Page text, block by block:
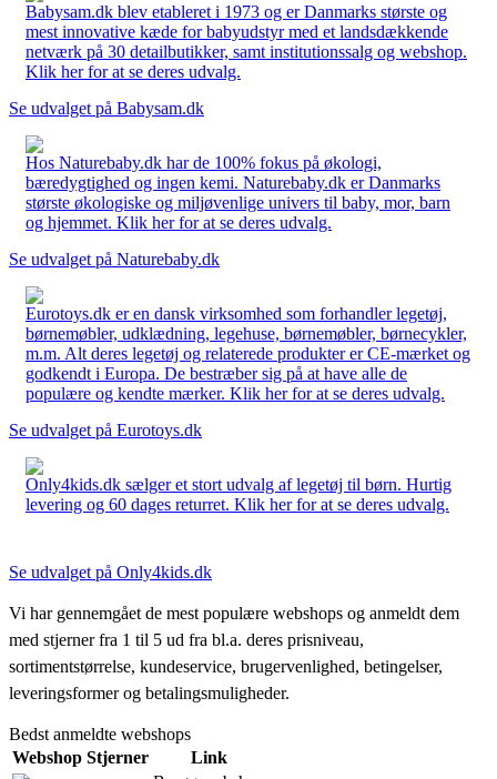
Babysam.dk blev etableret i 1973 og er Danmarks største og
mest innovative kæde for babyudstyr med et landsdækkende
netværk på 30 detailbutikker, samt institutionssalg og webshop.
Klik her for at se deres udvalg.
Se udvalget på Babysam.dk
Hos Naturebaby.dk har de 100% fokus på økologi,
bæredygtighed og ingen kemi. Naturebaby.dk er Danmarks
største økologiske og miljøvenlige univers til baby, mor, barn
og hjemmet. Klik her for at se deres udvalg.
Se udvalget på Naturebaby.dk
Eurotoys.dk er en dansk virksomhed som forhandler legetøj,
børnemøbler, udklædning, legehuse, børnemøbler, børnecykler,
m.m. Alt deres legetøj og relaterede produkter er CE-mærket og
godkendt i Europa. De bestræber sig på at have alle de
populære og kendte mærker. Klik her for at se deres udvalg.
Se udvalget på Eurotoys.dk
Only4kids.dk sælger et stort udvalg af legetøj til børn. Hurtig
levering og 60 dages returret. Klik her for at se deres udvalg.
Se udvalget på Only4kids.dk
Vi har gennemgået de mest populære webshops og anmeldt dem
med stjerner fra 1 til 5 ud fra bl.a. deres prisniveau,
sortimentstørrelse, kundeservice, brugervenlighed, betingelser,
leveringsformer og betalingsmuligheder.
Bedst anmeldte webshops
Webshop Stjerner
Link